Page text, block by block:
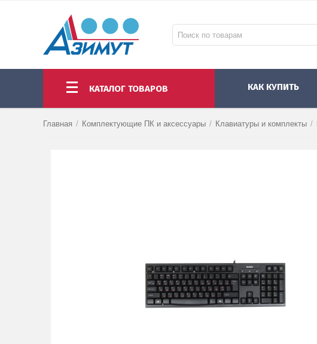
КАТАЛОГ ТОВАРОВ КАК КУПИТЬ
Главная / Комплектующие ПК и аксессуары / Клавиатуры и комплекты /